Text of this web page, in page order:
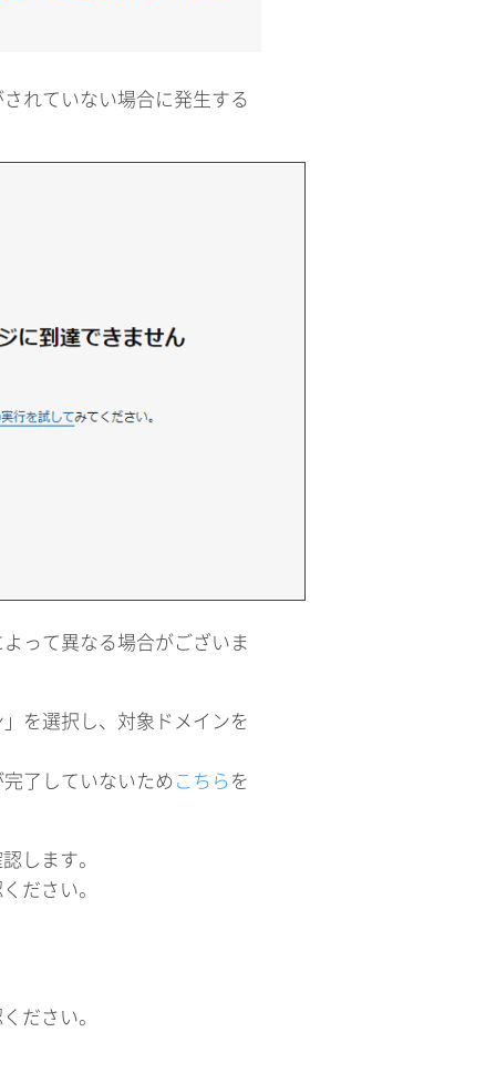
れていない場合に発生する
って異なる場合がございま
を選択し、対象ドメインを
了していないため こちらを
します。
ださい。
ださい。